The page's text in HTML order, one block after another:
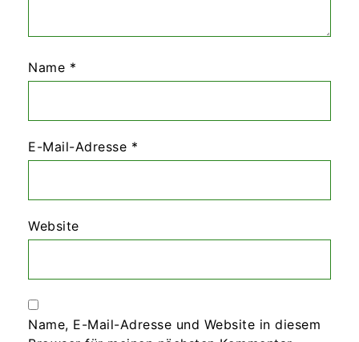
Name *
E-Mail-Adresse *
Website
Name, E-Mail-Adresse und Website in diesem